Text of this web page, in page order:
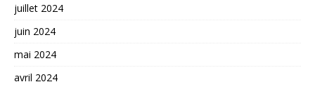
juillet 2024
juin 2024
mai 2024
avril 2024